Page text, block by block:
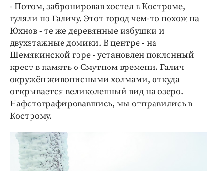
- Потом, забронировав хостел в Костроме,
гуляли по Галичу. Этот город чем-то похож на
Юхнов - те же деревянные избушки и
двухэтажные домики. В центре - на
Шемякинской горе - установлен поклонный
крест в память о Смутном времени. Галич
окружён живописными холмами, откуда
открывается великолепный вид на озеро.
Нафотографировавшись, мы отправились в
Кострому.